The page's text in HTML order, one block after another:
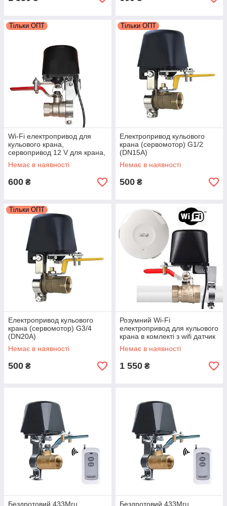
Тільки ОПТ
Wi-Fi електропривод для
кульового крана,
сервопривод 12 V для крана,
хомут G3/4 Tuya Smart/Smart
Life
Немає в наявності
600 ₴
Тільки ОПТ
Електропривод кульового
крана (сервомотор) G1/2
(DN15A)
Немає в наявності
500 ₴
Тільки ОПТ
Електропривод кульового
крана (сервомотор) G3/4
(DN20A)
Немає в наявності
500 ₴
Розумний Wi-Fi
електропривод для кульового
крана в комлекті з wifi датчик
затоплення Tuya
Немає в наявності
1 550 ₴
Бездротовий 433Мгц
Бездротовий 433Мгц